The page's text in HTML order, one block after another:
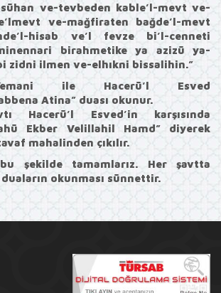
ve-tevbeden kable’l-mevt ve-
ve-mağfiraten bağde’l-mevt
hisab ve’l fevze bi’l-cenneti
birahmetike ya azizü ya-
zidni ilmen ve-elhıkni bissalihin.”
ile Hacerü’l Esved
Atina” duası okunur.
Hacerü’l Esved’in karşısında
Ekber Velillahil Hamd”diyerek
mahalinden çıkılır.
bu şekilde tamamlarız. Her şavtta
okunması sünnettir.